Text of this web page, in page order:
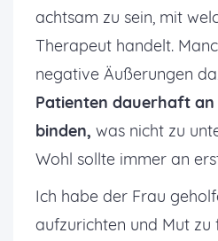
achtsam zu sein, mit
Therapeut handelt.
negative Äußerungen
Patienten dauerhaft an
binden, was nicht zu
Wohl sollte immer an
Ich habe der Frau
aufzurichten und Mut zu